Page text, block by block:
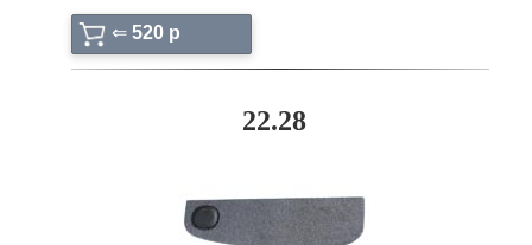
⇐ 520 p
22.28